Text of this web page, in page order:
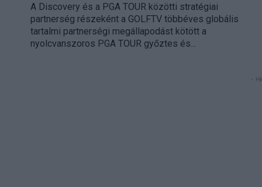
A Discovery és a PGA TOUR közötti stratégiai
partnerség részeként a GOLFTV többéves globális
tartalmi partnerségi megállapodást kötött a
nyolcvanszoros PGA TOUR győztes és...
-